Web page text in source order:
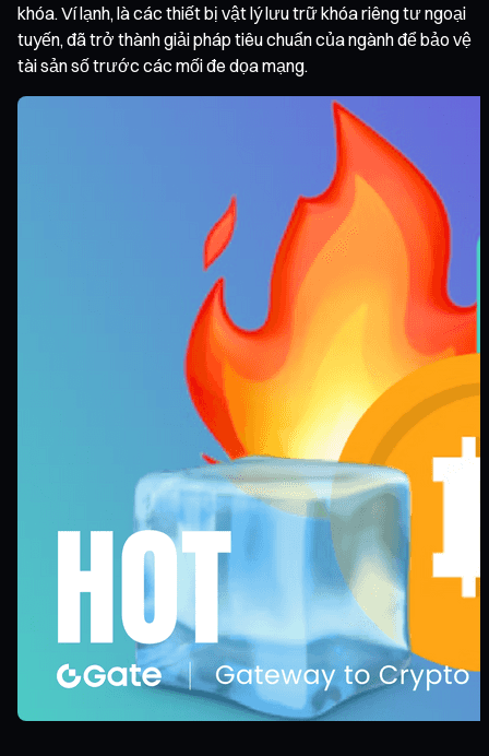
khóa. Ví lạnh, là các thiết bị vật lý lưu trữ khóa riêng tư ngoại
tuyến, đã trở thành giải pháp tiêu chuẩn của ngành để bảo vệ
tài sản số trước các mối đe dọa mạng.